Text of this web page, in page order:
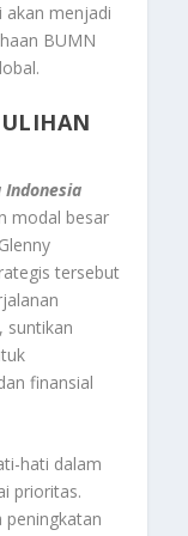
akan menjadi
BUMN
Indonesia
modal besar
tersebut
suntikan
finansial
hati dalam
prioritas.
peningkatan